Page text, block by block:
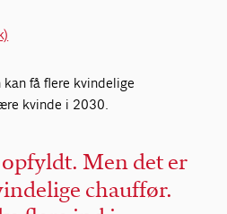
få flere kvindelige
kvinde i 2030.
Men det er
chauffør.